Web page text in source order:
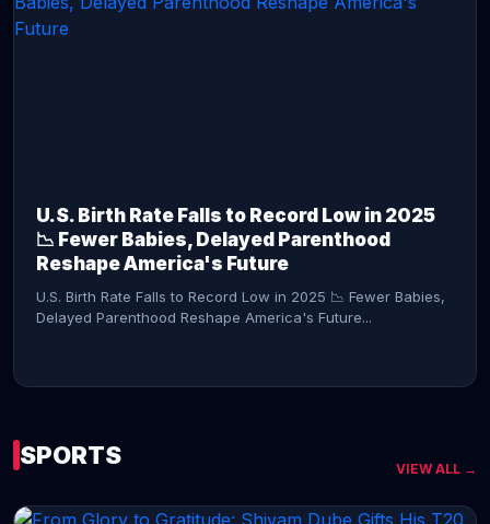
U.S. Birth Rate Falls to Record Low in 2025
📉 Fewer Babies, Delayed Parenthood
Reshape America's Future
U.S. Birth Rate Falls to Record Low in 2025 📉 Fewer Babies,
Delayed Parenthood Reshape America's Future...
SPORTS VIEW ALL →